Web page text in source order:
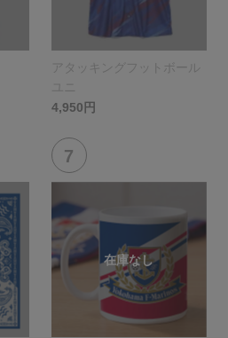
アタッキングフットボール
4,950円